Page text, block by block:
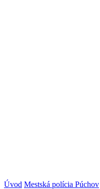
Úvod Mestská polícia Púchov